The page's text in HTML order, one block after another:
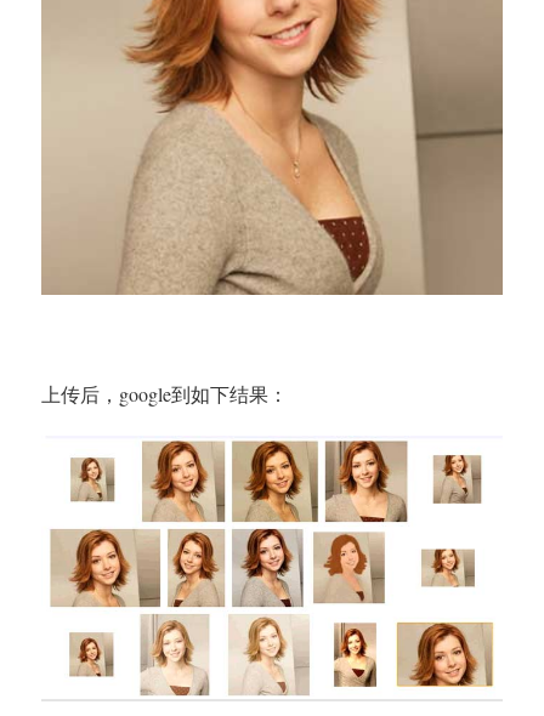
上传后，google到如下结果：